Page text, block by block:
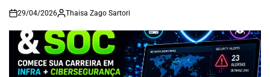
on
29/04/2026 Thaisa Zago Sartori